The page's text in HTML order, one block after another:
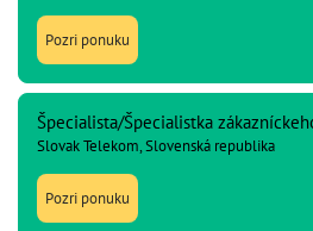
Pozri ponuku
Špecialista/Špecialistka
Slovak Telekom, Slovenská republika
Pozri ponuku